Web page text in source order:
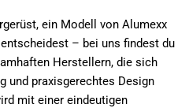
ein Modell von Alumexx
– bei uns findest du
Herstellern, die sich
und praxisgerechtes Design
mit einer eindeutigen